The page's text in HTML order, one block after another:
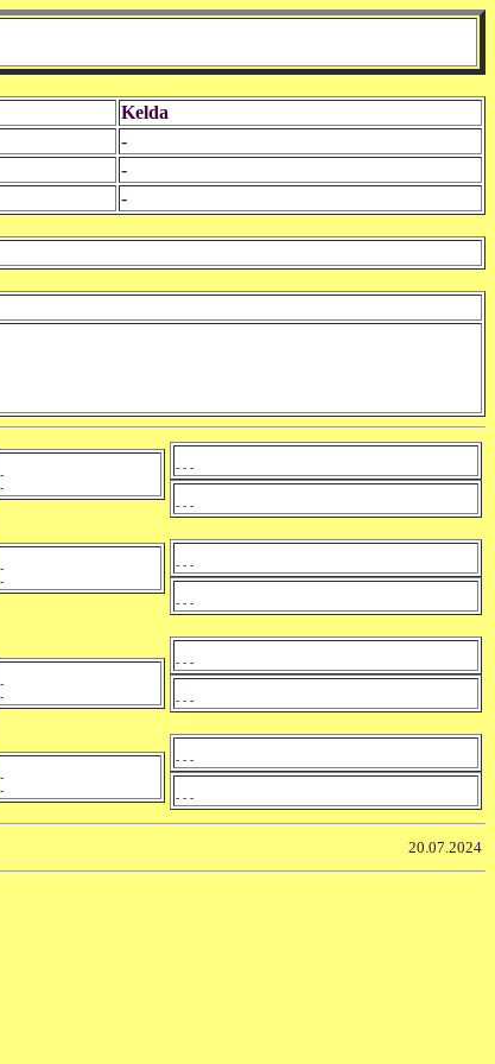
Kelda
-
-
-
-
-
-
-
-
-
-
-
- - -
- - -
- - -
- - -
- - -
- - -
- - -
- - -
20.07.2024